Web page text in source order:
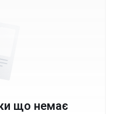
що немає